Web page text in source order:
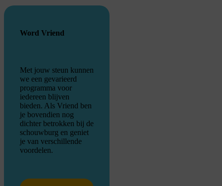
Word Vriend
Met jouw steun kunnen
we een gevarieerd
programma voor
iedereen blijven
bieden. Als Vriend ben
je bovendien nog
dichter betrokken bij de
schouwburg en geniet
je van verschillende
voordelen.